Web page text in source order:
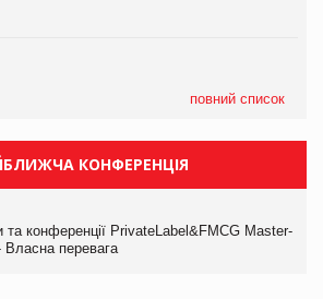
повний список
КОНФЕРЕНЦІЯ
та конференції PrivateLabel&FMCG Master-
перевага